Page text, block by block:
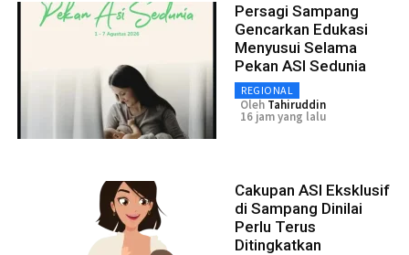
Persagi Sampang
Gencarkan Edukasi
Menyusui Selama
Pekan ASI Sedunia
REGIONAL
Oleh Tahiruddin
16 jam yang lalu
Cakupan ASI Eksklusif
di Sampang Dinilai
Perlu Terus
Ditingkatkan